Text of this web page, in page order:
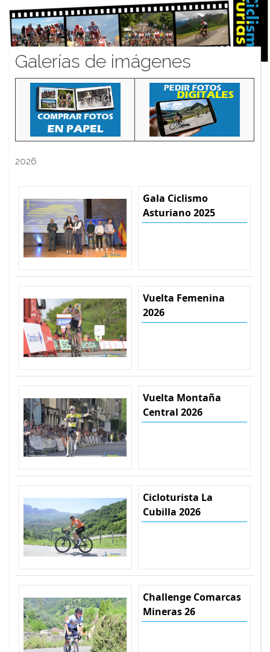
Galerías de imágenes
2026
Gala Ciclismo
Asturiano 2025
Vuelta Femenina
2026
Vuelta Montaña
Central 2026
Cicloturista La
Cubilla 2026
Challenge Comarcas
Mineras 26